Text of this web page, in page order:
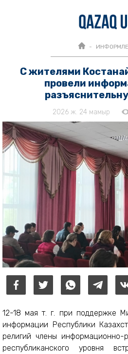
С жителями
провели
2026 ж. 24 мамыр
12-18 мая т. г. при поддержке
информации Республики
религий члены информационно-
республиканского уровня